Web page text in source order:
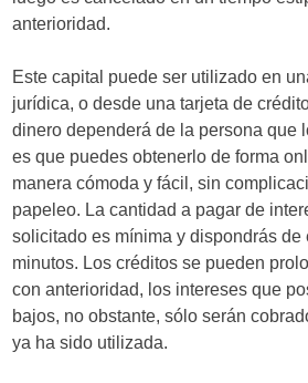
anterioridad.
Este capital puede ser utilizado en
jurídica, o desde una tarjeta de
dinero dependerá de la persona que
es que puedes obtenerlo de forma
manera cómoda y fácil, sin
papeleo. La cantidad a pagar de
solicitado es mínima y dispondrás de
minutos. Los créditos se pueden
con anterioridad, los intereses que
bajos, no obstante, sólo serán
ya ha sido utilizada.